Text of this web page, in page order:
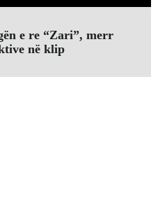
e re “Zari”, merr
në klip